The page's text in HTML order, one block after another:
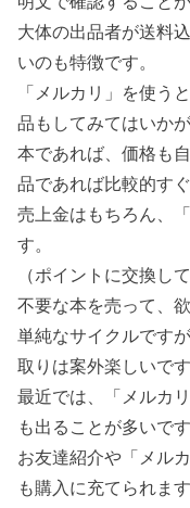
大体の出品者が送料
いのも特徴です。
「メルカリ」を使う
品もしてみてはいか
本であれば、価格も
品であれば比較的す
売上金はもちろん、
す。
（ポイントに交換し
不要な本を売って、
単純なサイクルです
取りは案外楽しいです
最近では、「メルカ
も出ることが多いです
お友達紹介や「メル
も購入に充てられます